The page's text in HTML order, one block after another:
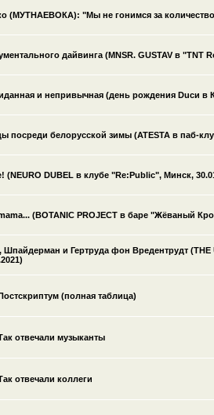
(МУТНАЕВОКА): "Мы не гонимся за
дайвинга (MNSR. GUSTAV в "TNT
и непривычная (день рождения Duси в
посреди белорусской зимы (ATESTA в паб-
(NEURO DUBEL в клубе "Re:Public", Минск,
(BOTANIC PROJECT в баре "Жёваный
Шпайдерман и Гертруда фон Вредентрудт
(полная таблица)
отвечали музыканты
отвечали коллеги